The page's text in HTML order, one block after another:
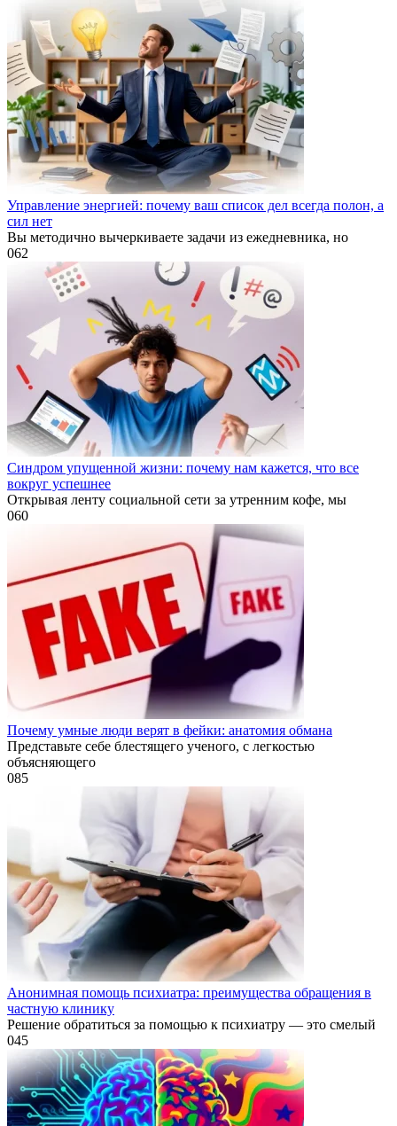
Управление энергией: почему ваш список дел всегда полон, а
сил нет
Вы методично вычеркиваете задачи из ежедневника, но
062
Синдром упущенной жизни: почему нам кажется, что все
вокруг успешнее
Открывая ленту социальной сети за утренним кофе, мы
060
Почему умные люди верят в фейки: анатомия обмана
Представьте себе блестящего ученого, с легкостью
объясняющего
085
Анонимная помощь психиатра: преимущества обращения в
частную клинику
Решение обратиться за помощью к психиатру — это смелый
045